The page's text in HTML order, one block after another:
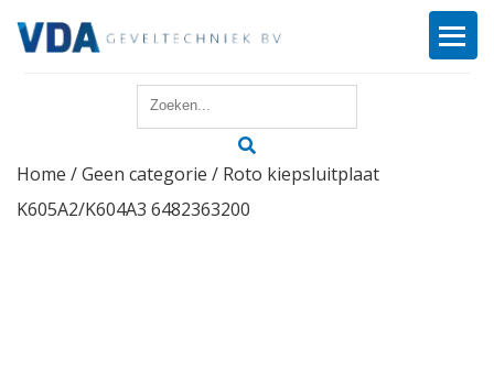
Reparatie
Home /Geen categorie / Roto kiepsluitplaat
K605A2/K604A3 6482363200